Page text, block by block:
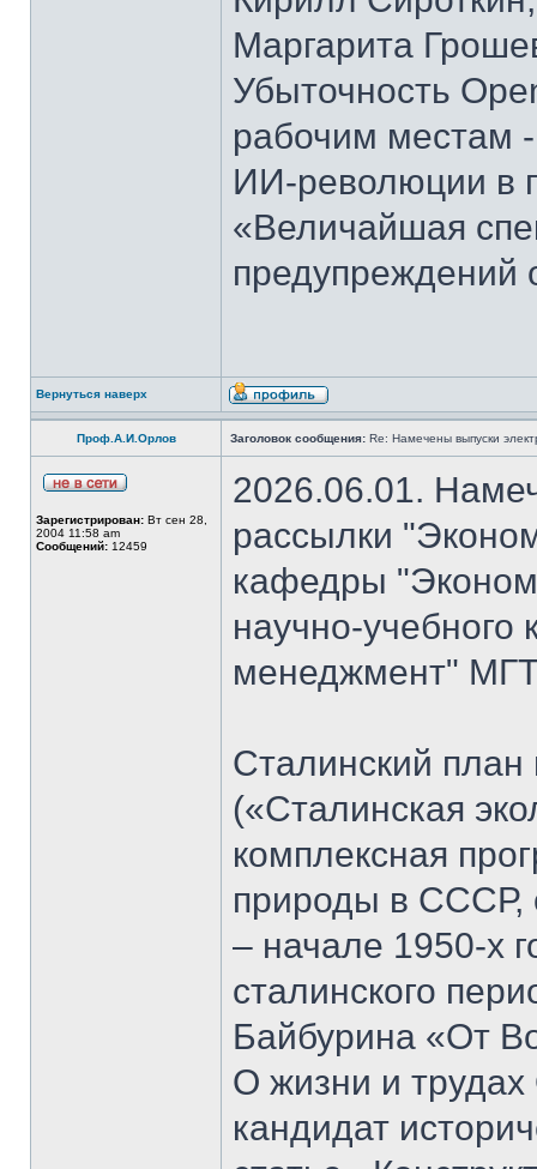
Маргарита
Убыточность
рабочим местам
ИИ-революции в
«Величайшая
предупреждений
Вернуться наверх
Проф.А.И.Орлов Заголовок сообщения: Re: Намечены выпуски
Зарегистрирован: Вт сен 28,
2004 11:58 am
Сообщений: 12459
2026.06.01.
рассылки
кафедры
научно-
менеджмент"
Сталинский
(«Сталинская
комплексная
природы в СССР,
– начале 1950-х
сталинского
Байбурина «От
О жизни и
кандидат